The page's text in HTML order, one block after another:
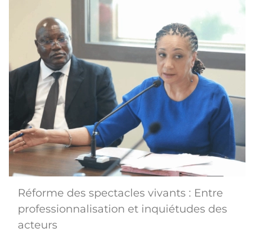
Réforme des spectacles vivants : Entre
professionnalisation et inquiétudes des
acteurs